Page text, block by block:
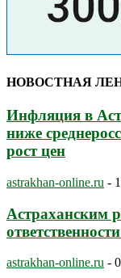
НОВОСТНАЯ
Инфляция в
ниже
рост цен
astrakhan-online.ru -
Астраханским
astrakhan-online.ru -